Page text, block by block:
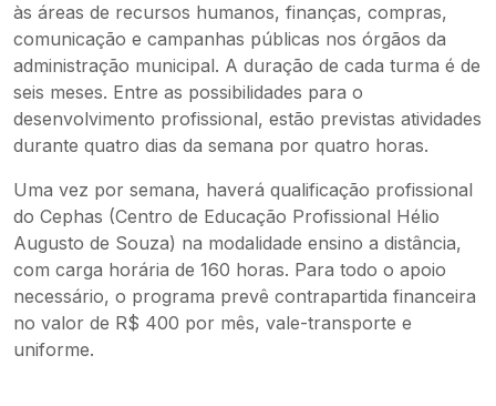
às áreas de recursos humanos, finanças, compras,
comunicação e campanhas públicas nos órgãos da
administração municipal. A duração de cada turma é de
seis meses. Entre as possibilidades para o
desenvolvimento profissional, estão previstas atividades
durante quatro dias da semana por quatro horas.
Uma vez por semana, haverá qualificação profissional
do Cephas (Centro de Educação Profissional Hélio
Augusto de Souza) na modalidade ensino a distância,
com carga horária de 160 horas. Para todo o apoio
necessário, o programa prevê contrapartida financeira
no valor de R$ 400 por mês, vale-transporte e
uniforme.